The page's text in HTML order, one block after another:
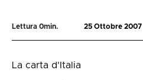
Lettura 0min. 25 Ottobre 2007
La carta d'Italia